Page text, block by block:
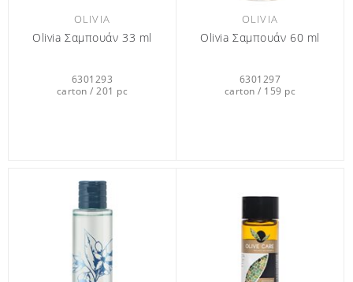
OLIVIA
Olivia Σαμπουάν 33 ml
6301293
carton / 201 pc
OLIVIA
Olivia Σαμπουάν 60 ml
6301297
carton / 159 pc